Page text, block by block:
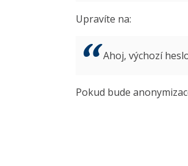
Upravíte na:
Ahoj, výchozí
Pokud bude